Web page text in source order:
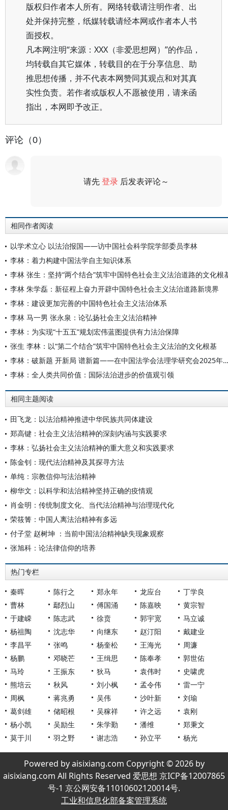
版权归作者本人所有。网络转载请注明作者、出
处并保持完整，纸媒转载请经本网或作者本人书
面授权。
凡本网注明“来源：XXX（非爱思想网）”的作品，
均转载自其它媒体，转载目的在于分享信息、助
推思想传播，并不代表本网赞同其观点和对其真
实性负责。若作者或版权人不愿被使用，请来函
指出，本网即予改正。
评论（0）
请先登录 后发表评论～
相同作者阅读
以学术立心 以法治报国——访中国社会科学院学部委员李林
李林：着力构建中国法学自主知识体系
李林 张生：坚持“两个结合”筑牢中国特色社会主义法治道路的文化根
李林 朱学磊：新征程上奋力开辟中国特色社会主义法治道路新境界
李林：建设更加完善的中国特色社会主义法治体系
李林 马一男 张永泉：论弘扬社会主义法治精神
李林：为实现“十五五”规划宏伟蓝图提供有力法治保障
张生 李林：以“第二个结合”筑牢中国特色社会主义法治的文化根基
李林：破新题 开新局 谱新篇——在中国法学会法理学研究会2025年年会开幕式上的致辞
李林：全人类共同价值：国际法治进步的价值观引领
相同主题阅读
田飞龙：以法治精神推进中华民族共同体建设
郑高键：社会主义法治精神的深刻内涵与实践要求
李林：弘扬社会主义法治精神的重大意义和实践要求
陈金钊：现代法治精神及其探寻方法
单纯：宗教信仰与法治精神
柳华文：以科学和法治精神坚持正确的疫情观
肖金明：传统制度文化、当代法治精神与治理现代化
荣筱箐：中国人离法治精神有多远
付子堂 赵树坤 ：当前中国法治精神缺失现象观察
张旭科：论法律信仰的培养
热门专栏
秦晖 陈行之 郑永年 龙应台
丁学良
曹林
鄢烈山 傅国涌 陈嘉映
黄宗智
于建嵘
陈志武 徐贲 郭宇宽
马立诚
杨祖陶
沈志华 向继东 赵汀阳
戴建业
李昌平
张鸣 杨奎松 王海光
周濂
杨鹏
邓晓芒 王缉思 陈奉孝
郭世佑
马玲
王振东 狄马 袁伟时
史啸虎
熊培云
秋风 刘小枫 孟令伟
雷一宁
周枫
蒋兆勇 吴伟 沙叶新
刘瑜
葛剑雄
储昭根 吴稼祥 许之远
袁刚
杨小凯
吴励生 朱学勤 潘维
郑秉文
莫于川
羽之野 谢志浩 孙立平 杨光
Powered by aisixiang.com Copyright © 2026 by
aisixiang.com All Rights Reserved 爱思想 京ICP备12007865
号-1 京公网安备11010602120014号.
工业和信息化部备案管理系统